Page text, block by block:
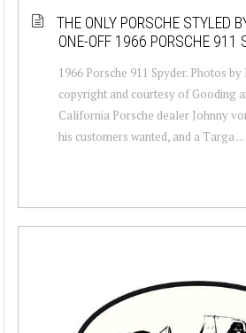
THE ONLY PORSCHE STYLED
ONE-OFF 1966 PORSCHE 911
1966 Porsche 911 Spyder. Photos
copyright and courtesy of Gooding
California Porsche dealer Johnny
his customers wanted, and a Targa ...